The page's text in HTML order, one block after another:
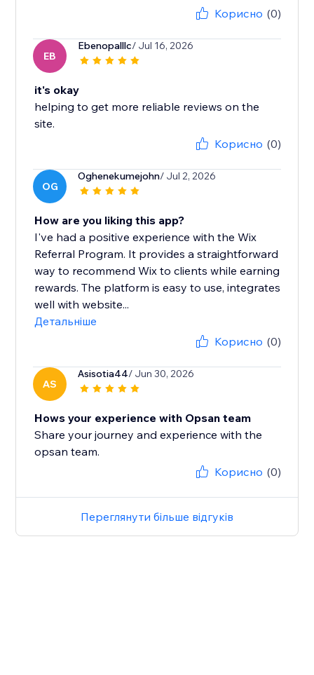
Корисно (0)
EB
Ebenopalllc/ Jul 16, 2026
it's okay
helping to get more reliable reviews on the
site.
Корисно (0)
OG
Oghenekumejohn/ Jul 2, 2026
How are you liking this app?
I've had a positive experience with the Wix
Referral Program. It provides a straightforward
way to recommend Wix to clients while earning
rewards. The platform is easy to use, integrates
well with website...
Детальніше
Корисно (0)
AS
Asisotia44/ Jun 30, 2026
Hows your experience with Opsan team
Share your journey and experience with the
opsan team.
Корисно (0)
Переглянути більше відгуків